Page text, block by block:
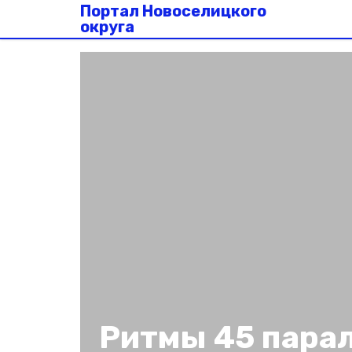
Портал Новоселицкого
округа
Ритмы 45